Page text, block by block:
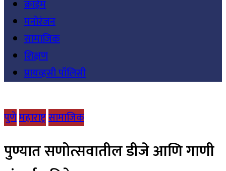
क्राईम
मनोरंजन
सामाजिक
शिक्षण
प्रायव्हसी पॉलिसी
पुणेमहाराष्ट्रसामाजिक
पुण्यात सणोत्सवातील डीजे आणि गाणी